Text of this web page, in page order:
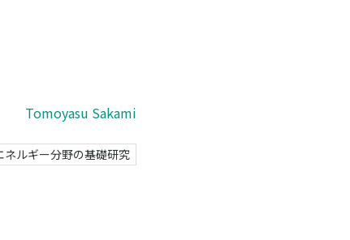
Tomoyasu Sakami
ネルギー分野の基礎研究